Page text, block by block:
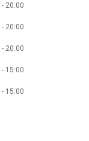
20:00
20:00
20:00
15:00
15:00